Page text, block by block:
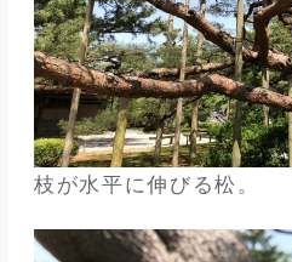
枝が水平に伸びる松。